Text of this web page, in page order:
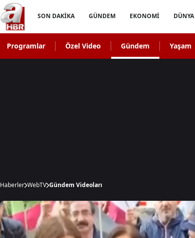
SON DAKİKA GÜNDEM EKONOMİ DÜNYA
Programlar Özel Video Gündem Yaşam
Haberler WebTV Gündem Videoları